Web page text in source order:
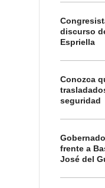
discurso
Espriella
Conozca
seguridad
frente a
José del